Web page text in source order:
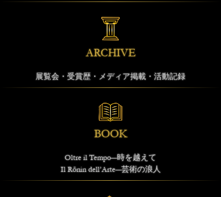
ARCHIVE
展覧会・受賞歴・メディア掲載・活動記録
BOOK
Oltre il Tempo―時を越えて
Il Rōnin dell’Arte―芸術の浪人